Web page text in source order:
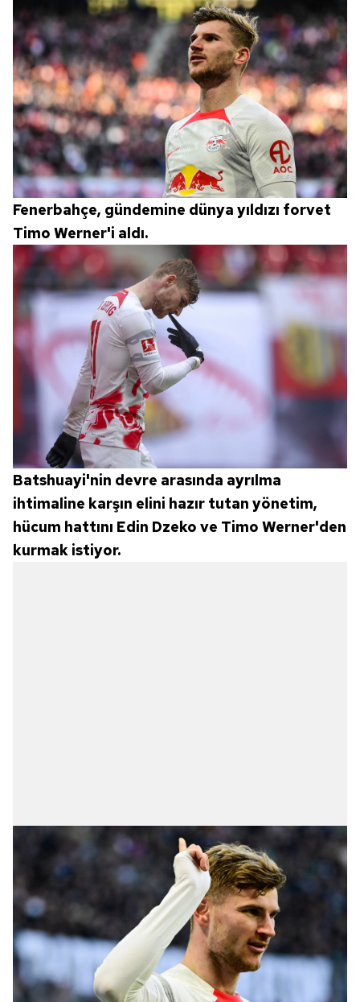
almak için lütfentıklayınız.
Fenerbahçe, gündemine dünya yıldızı forvet
Timo Werner'i aldı.
Batshuayi'nin devre arasında ayrılma
ihtimaline karşın elini hazır tutan yönetim,
hücum hattını Edin Dzeko ve Timo Werner'den
kurmak istiyor.